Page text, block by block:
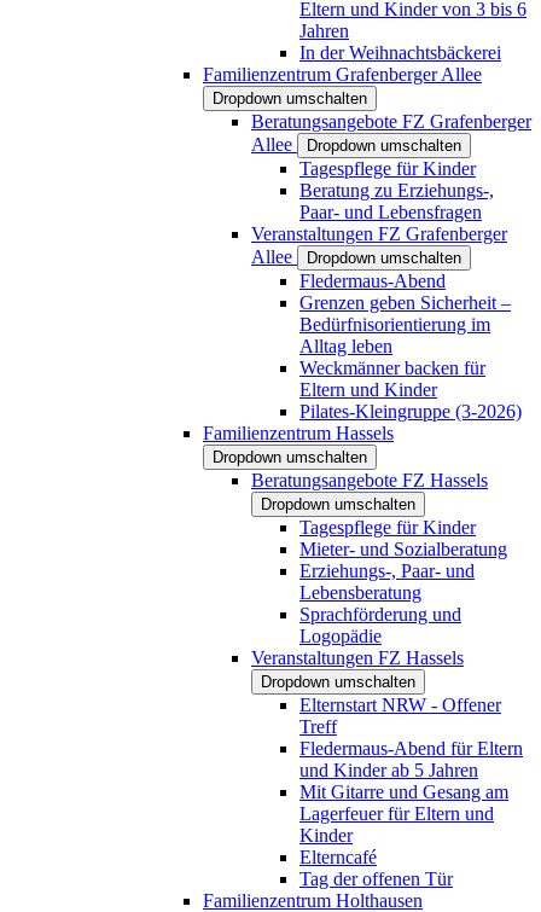
Eltern und Kinder von 3 bis 6
Jahren
In der Weihnachtsbäckerei
Familienzentrum Grafenberger Allee
Dropdown umschalten
Beratungsangebote FZ Grafenberger
Allee
Dropdown umschalten
Tagespflege für Kinder
Beratung zu Erziehungs-,
Paar- und Lebensfragen
Veranstaltungen FZ Grafenberger
Allee
Dropdown umschalten
Fledermaus-Abend
Grenzen geben Sicherheit –
Bedürfnisorientierung im
Alltag leben
Weckmänner backen für
Eltern und Kinder
Pilates-Kleingruppe (3-2026)
Familienzentrum Hassels
Dropdown umschalten
Beratungsangebote FZ Hassels
Dropdown umschalten
Tagespflege für Kinder
Mieter- und Sozialberatung
Erziehungs-, Paar- und
Lebensberatung
Sprachförderung und
Logopädie
Veranstaltungen FZ Hassels
Dropdown umschalten
Elternstart NRW - Offener
Treff
Fledermaus-Abend für Eltern
und Kinder ab 5 Jahren
Mit Gitarre und Gesang am
Lagerfeuer für Eltern und
Kinder
Elterncafé
Tag der offenen Tür
Familienzentrum Holthausen